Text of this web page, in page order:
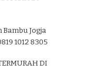
Bambu Jogja
1012 8305
DI